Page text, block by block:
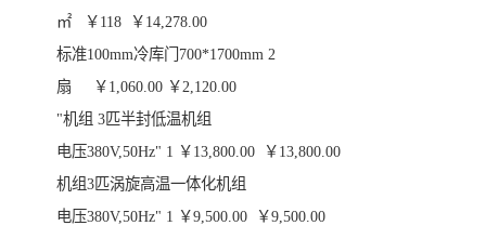
㎡ ￥118 ￥14,278.00
标准100mm冷库门700*1700mm 2
扇 ￥1,060.00 ￥2,120.00
"机组 3匹半封低温机组
电压380V,50Hz" 1 ￥13,800.00 ￥13,800.00
机组3匹涡旋高温一体化机组
电压380V,50Hz" 1 ￥9,500.00 ￥9,500.00